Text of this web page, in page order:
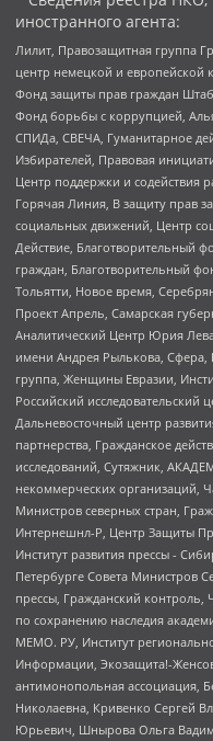
иностранного агента:
Лилит, Правозащитная группа
центр немецкой и европейской
Фонд защиты прав граждан
Фонд борьбы с коррупцией,
СПИДа, СВЕЧА, Гуманитарное
Избирателей, Правовая
Центр поддержки и содействия
Горячая Линия, В защиту прав
социальных движений, Центр
Действие, Благотворительный
граждан, Благотворительный
Тольятти, Новое время,
Проект Апрель, Самарская
Аналитический Центр Юрия
имени Андрея Рылькова,
группа, Женщины Евразии,
Российский исследовательский
Дальневосточный центр
партнерства, Гражданское
исследований, Сутяжник,
некоммерческих организаций,
Министров северных стран,
Интернешнл-Р, Центр Защиты
Институт развития прессы -
Петербурге Совета Министров
прессы, Гражданский контроль,
по сохранению наследия
МЕМО. РУ, Институт
Информации, Экозащита!-
антимонопольная ассоциация,
Николаевна, Кривенко Сергей
Юрьевич, Шнырова Ольга